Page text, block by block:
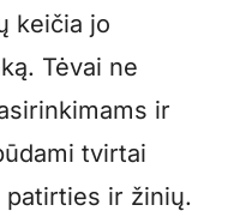
keičia jo
Tėvai ne
ir
tvirtai
patirties ir žinių.